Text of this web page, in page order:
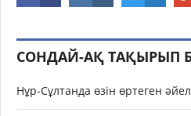
СОНДАЙ-АҚ ТАҚЫРЫП
Нұр-Сұлтанда өзін өртеген